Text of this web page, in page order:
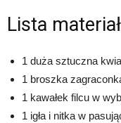
Lista
1 duża sztuczna
1 broszka
1 kawałek filcu w
1 igła i nitka w